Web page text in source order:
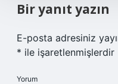
Bir yanıt yazın
E-posta adresiniz
* ile işaretlenmişlerdir
Yorum